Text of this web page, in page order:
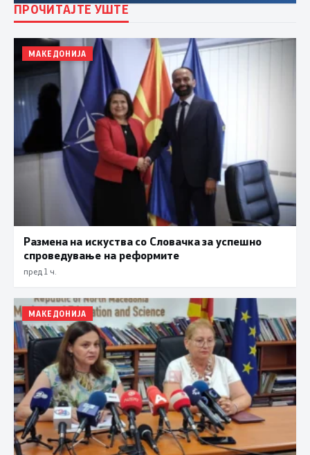
ПРОЧИТАЈТЕ УШТЕ
МАКЕДОНИЈА
Размена на искуства со Словачка за успешно
спроведување на реформите
пред 1 ч.
МАКЕДОНИЈА